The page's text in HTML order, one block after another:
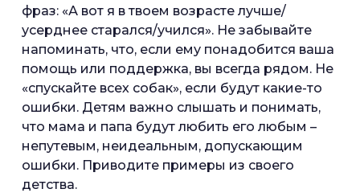
фраз: «А вот я в твоем возрасте лучше/
усерднее старался/учился». Не забывайте
напоминать, что, если ему понадобится ваша
помощь или поддержка, вы всегда рядом. Не
«спускайте всех собак», если будут какие-то
ошибки. Детям важно слышать и понимать,
что мама и папа будут любить его любым –
непутевым, неидеальным, допускающим
ошибки. Приводите примеры из своего
детства.